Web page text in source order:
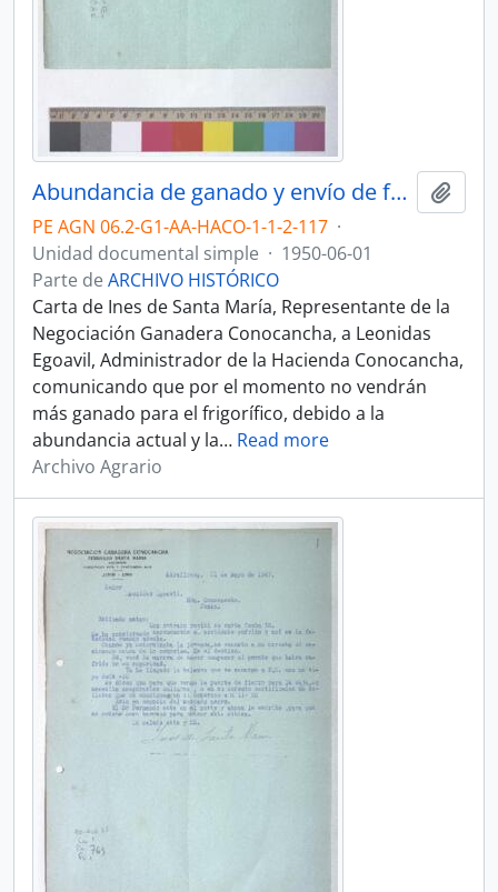
Abundancia de ganado y envío de facturas
PE AGN 06.2-G1-AA-HACO-1-1-2-117 ·
Unidad documental simple · 1950-06-01
Parte de ARCHIVO HISTÓRICO
Carta de Ines de Santa María, Representante de la
Negociación Ganadera Conocancha, a Leonidas
Egoavil, Administrador de la Hacienda Conocancha,
comunicando que por el momento no vendrán
más ganado para el frigorífico, debido a la
abundancia actual y la… Read more
Archivo Agrario